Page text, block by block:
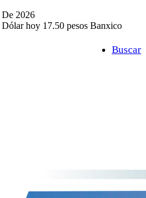
2026
hoy 17.50 pesos Banxico
Buscar